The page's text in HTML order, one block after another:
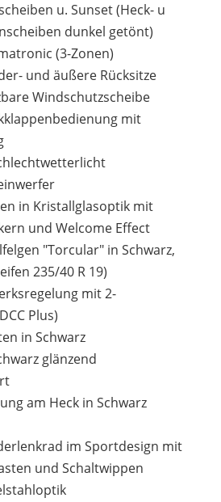
u. Sunset (Heck- u
dunkel getönt)
(3-Zonen)
und äußere Rücksitze
Windschutzscheibe
mit
in Kristallglasoptik mit
und Welcome Effect
"Torcular" in Schwarz,
235/40 R 19)
mit 2-
Plus)
in Schwarz
glänzend
am Heck in Schwarz
im Sportdesign mit
und Schaltwippen